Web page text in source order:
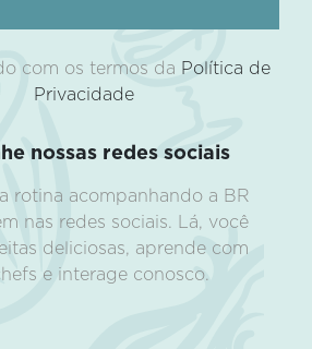
com os termos da Política de
Privacidade
nossas redes sociais
rotina acompanhando a BR
nas redes sociais. Lá, você
deliciosas, aprende com
e interage conosco.